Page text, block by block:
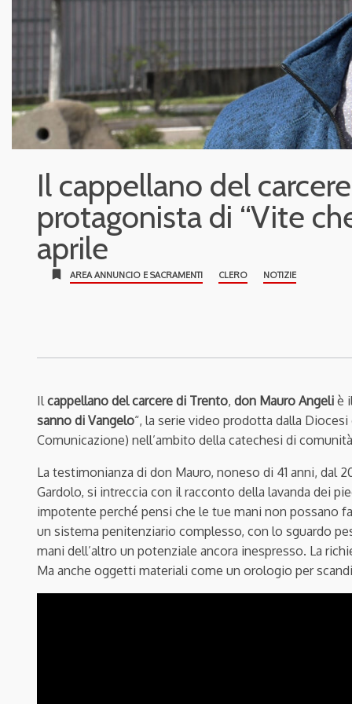
Il cappellano del
protagonista di “Vite
aprile
bookmark AREA ANNUNCIO E SACRAMENTI CLERO NOTIZIE
Ilcappellano del carcere di Trento, don Mauro Angeli è
sanno di Vangelo“, la serie video prodotta dalla
Comunicazione) nell’ambito della catechesi di
La testimonianza di don Mauro, noneso di 41 anni, dal
Gardolo, si intreccia con il racconto della lavanda dei
impotente perché pensi che le tue mani non possano
un sistema penitenziario complesso, con lo sguardo
mani dell’altro un potenziale ancora inespresso. La
Ma anche oggetti materiali come un orologio per